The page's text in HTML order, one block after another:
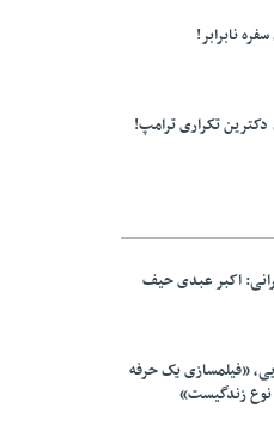
سفره نابرابر!
دکترین تکراری ترامپ!
اکبر عبدی حیف
«فیلمسازی یک حرفه
زندگیست»